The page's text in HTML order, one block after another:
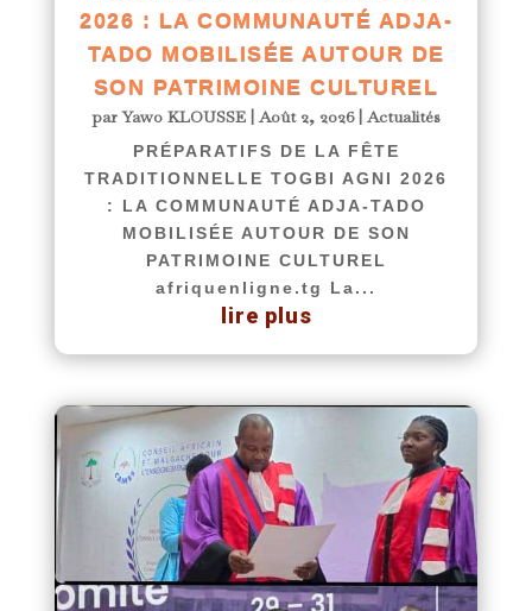
2026 : LA COMMUNAUTÉ ADJA-
TADO MOBILISÉE AUTOUR DE
SON PATRIMOINE CULTUREL
parYawo KLOUSSE|Août 2, 2026|Actualités
PRÉPARATIFS DE LA FÊTE
TRADITIONNELLE TOGBI AGNI 2026
: LA COMMUNAUTÉ ADJA-TADO
MOBILISÉE AUTOUR DE SON
PATRIMOINE CULTUREL
afriquenligne.tg La...
lire plus